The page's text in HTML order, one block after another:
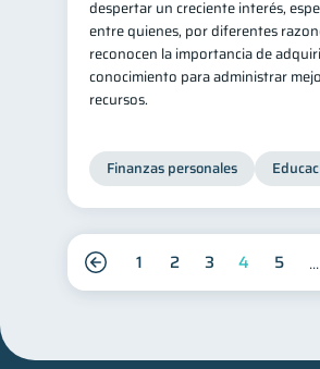
despertar un creciente interés,
entre quienes, por diferentes
reconocen la importancia de
conocimiento para administrar
recursos.
Finanzas personales
1 2 3 4 5